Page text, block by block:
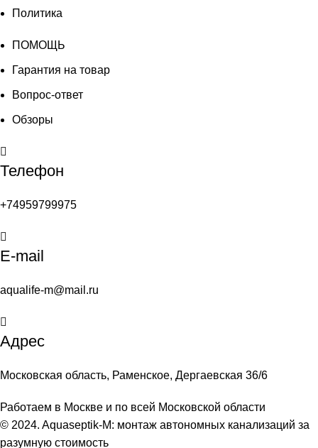
Политика
ПОМОЩЬ
Гарантия на товар
Вопрос-ответ
Обзоры
Телефон
+74959799975
E-mail
aqualife-m@mail.ru
Адрес
Московская область, Раменское, Дергаевская 36/6
Работаем в Москве и по всей Московской области
© 2024. Aquaseptik-M: монтаж автономных канализаций за
разумную стоимость